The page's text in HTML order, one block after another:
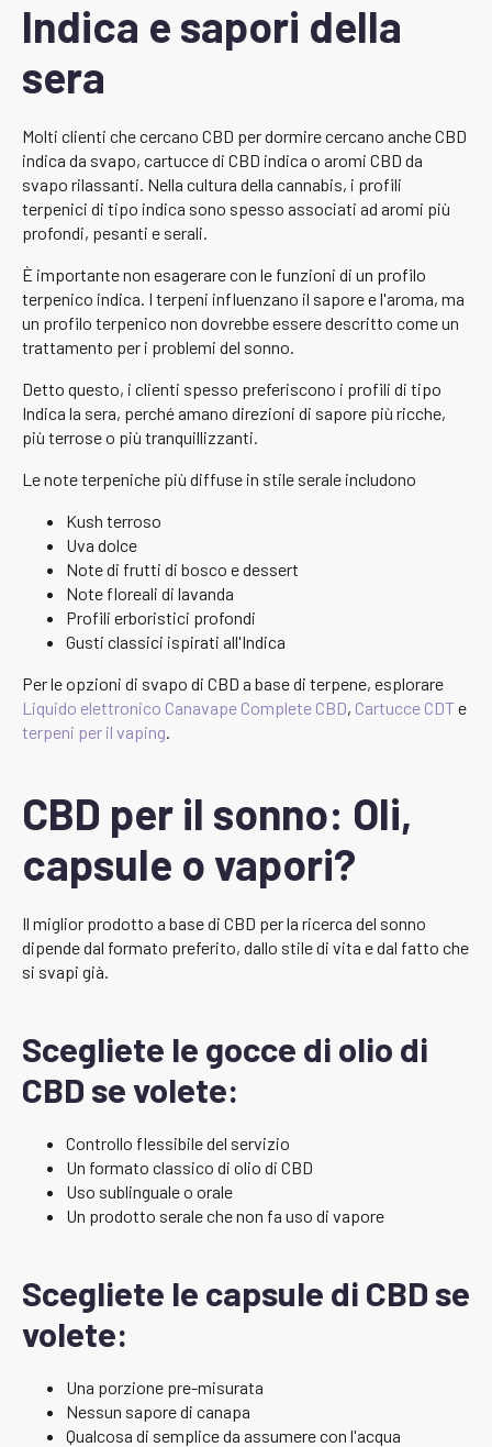
Indica e sapori della
sera
Molti clienti che cercano CBD per dormire cercano anche CBD
indica da svapo, cartucce di CBD indica o aromi CBD da
svapo rilassanti. Nella cultura della cannabis, i profili
terpenici di tipo indica sono spesso associati ad aromi più
profondi, pesanti e serali.
È importante non esagerare con le funzioni di un profilo
terpenico indica. I terpeni influenzano il sapore e l'aroma, ma
un profilo terpenico non dovrebbe essere descritto come un
trattamento per i problemi del sonno.
Detto questo, i clienti spesso preferiscono i profili di tipo
Indica la sera, perché amano direzioni di sapore più ricche,
più terrose o più tranquillizzanti.
Le note terpeniche più diffuse in stile serale includono
Kush terroso
Uva dolce
Note di frutti di bosco e dessert
Note floreali di lavanda
Profili erboristici profondi
Gusti classici ispirati all'Indica
Per le opzioni di svapo di CBD a base di terpene, esplorare
Liquido elettronico Canavape Complete CBD, Cartucce CDTe
terpeni per il vaping.
CBD per il sonno: Oli,
capsule o vapori?
Il miglior prodotto a base di CBD per la ricerca del sonno
dipende dal formato preferito, dallo stile di vita e dal fatto che
si svapi già.
Scegliete le gocce di olio di
CBD se volete:
Controllo flessibile del servizio
Un formato classico di olio di CBD
Uso sublinguale o orale
Un prodotto serale che non fa uso di vapore
Scegliete le capsule di CBD se
volete:
Una porzione pre-misurata
Nessun sapore di canapa
Qualcosa di semplice da assumere con l'acqua